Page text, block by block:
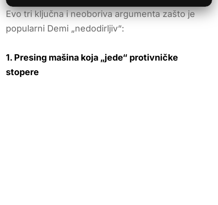
Evo tri ključna i neoboriva argumenta zašto je
popularni Demi „nedodirljiv“:
1. Presing mašina koja „jede“ protivničke
stopere